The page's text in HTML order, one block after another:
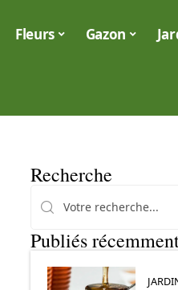
Fleurs Gazon
Recherche
Publiés